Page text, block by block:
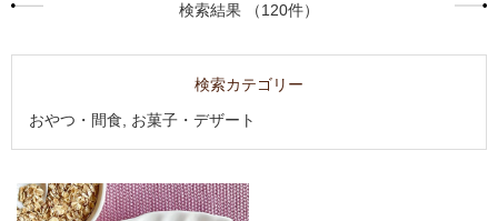
検索結果 （120件）
検索カテゴリー
おやつ・間食, お菓子・デザート